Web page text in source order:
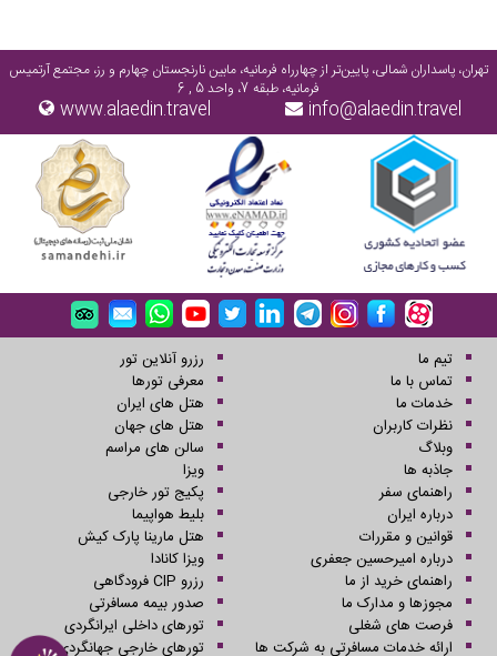
تهران، پاسداران شمالی، پایین‌تر از چهارراه فرمانیه، مابین نارنجستان چهارم و رز، مجتمع آرتمیس
فرمانیه، طبقه 7، واحد 5 , 6
info@alaedin.travel
www.alaedin.travel
تیم ما
تماس با ما
خدمات ما
نظرات کاربران
وبلاگ
جاذبه ها
راهنمای سفر
درباره ایران
قوانین و مقررات
درباره امیرحسین جعفری
راهنمای خرید از ما
مجوزها و مدارک ما
فرصت های شغلی
ارائه خدمات مسافرتی به شرکت ها
رزرو آنلاین تور
معرفی تورها
هتل های ایران
هتل های جهان
سالن های مراسم
ویزا
پکیج تور خارجی
بلیط هواپیما
هتل مارینا پارک کیش
ویزا کانادا
رزرو CIP فرودگاهی
صدور بیمه مسافرتی
تورهای داخلی ایرانگردی
تورهای خارجی جهانگردی